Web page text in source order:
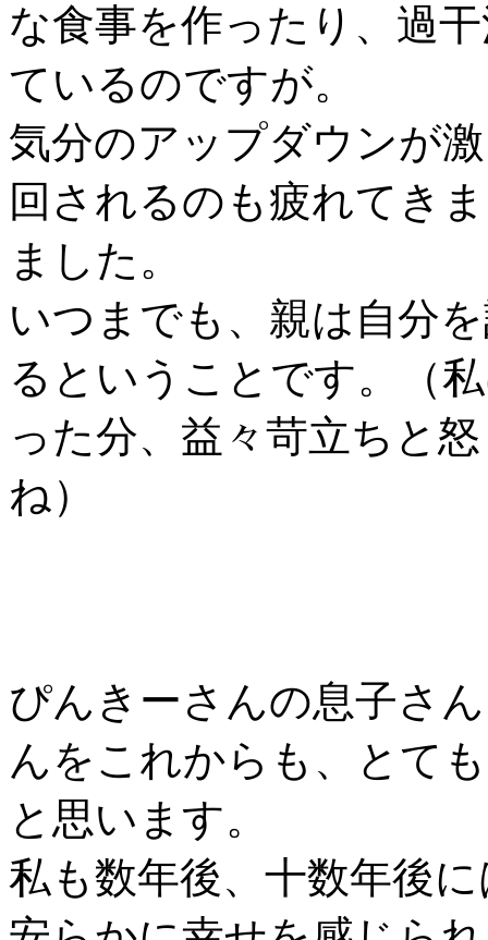
な食事を作ったり、過
ているのですが。
気分のアップダウンが
回されるのも疲れてき
ました。
いつまでも、親は自分
るということです。（
った分、益々苛立ちと
ね）
ぴんきーさんの息子さ
んをこれからも、とて
と思います。
私も数年後、十数年後